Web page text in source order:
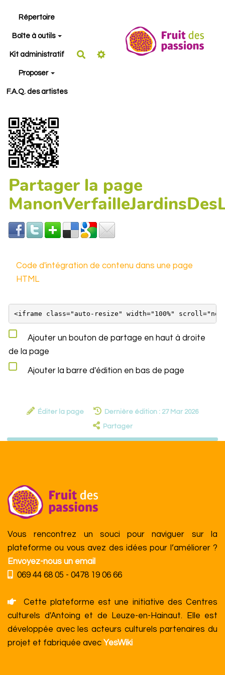
Aller au contenu principal
Répertoire
Boîte à outils
Kit administratif
Proposer
F.A.Q. des artistes
Rechercher
Partager la page
Code d'intégration de contenu dans une page
HTML
Ajouter un bouton de partage en haut à droite
de la page
Ajouter la barre d'édition en bas de page
Éditer la page Dernière édition : 27 Mar 2026
Partager
Vous rencontrez un souci pour naviguer sur la
plateforme ou vous avez des idées pour l’améliorer ?
Envoyez-nous un email
069 44 68 05 - 0478 19 06 66
Cette plateforme est une initiative des Centres
culturels d'Antoing et de Leuze-en-Hainaut. Elle est
développée avec les acteurs culturels partenaires du
projet et fabriquée avec YesWiki